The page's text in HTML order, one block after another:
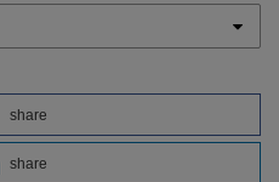
share
share